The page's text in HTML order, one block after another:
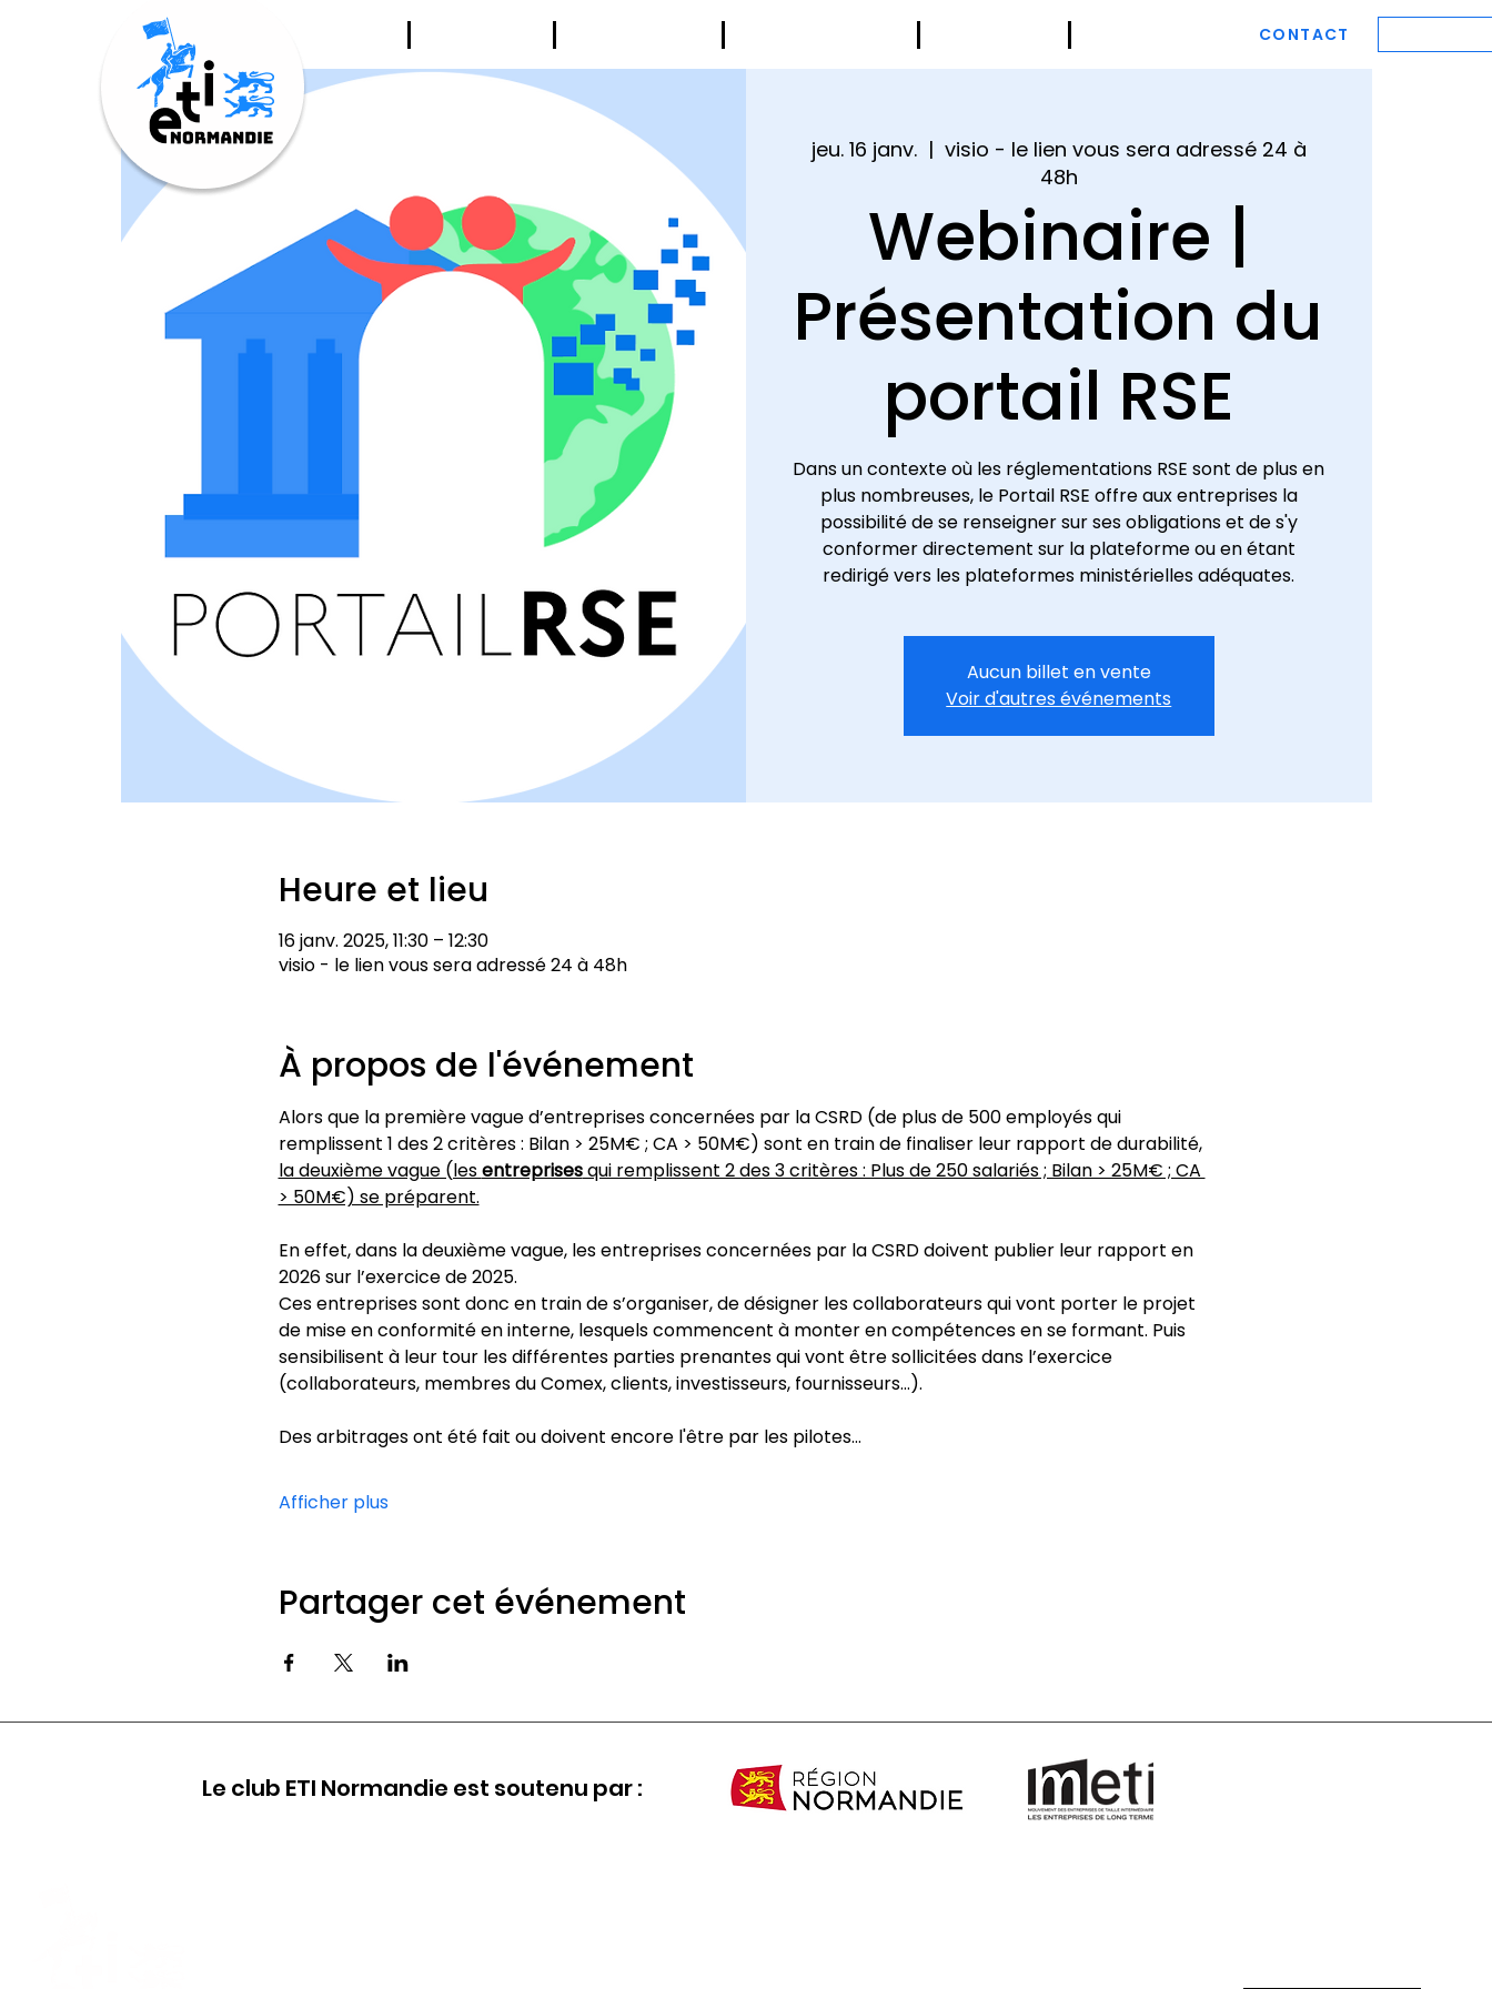
CONTACT
jeu. 16 janv.
  |
visio - le lien vous sera adressé 24 à
48h
Webinaire |
Présentation du
portail RSE
Dans un contexte où les réglementations RSE sont de plus en
plus nombreuses, le Portail RSE offre aux entreprises la
possibilité de se renseigner sur ses obligations et de s'y
conformer directement sur la plateforme ou en étant
redirigé vers les plateformes ministérielles adéquates.
Aucun billet en vente
Voir d'autres événements
Heure et lieu
16 janv. 2025, 11:30 – 12:30
visio - le lien vous sera adressé 24 à 48h
À propos de l'événement
Alors que la première vague d’entreprises concernées par la CSRD (de plus de 500 employés qui
remplissent 1 des 2 critères : Bilan > 25M€ ; CA > 50M€) sont en train de finaliser leur rapport de durabilité,
la deuxième vague (les entreprises qui remplissent 2 des 3 critères : Plus de 250 salariés ; Bilan > 25M€ ; CA
> 50M€) se préparent.
En effet, dans la deuxième vague, les entreprises concernées par la CSRD doivent publier leur rapport en
2026 sur l’exercice de 2025.
Ces entreprises sont donc en train de s’organiser, de désigner les collaborateurs qui vont porter le projet
de mise en conformité en interne, lesquels commencent à monter en compétences en se formant. Puis
sensibilisent à leur tour les différentes parties prenantes qui vont être sollicitées dans l’exercice
(collaborateurs, membres du Comex, clients, investisseurs, fournisseurs…).
Des arbitrages ont été fait ou doivent encore l'être par les pilotes…
Afficher plus
Partager cet événement
Le club ETI Normandie est soutenu par :